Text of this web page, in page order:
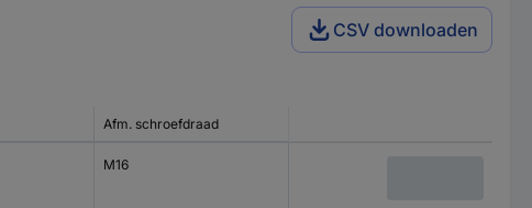
CSV downloaden
Afm. schroefdraad
M16